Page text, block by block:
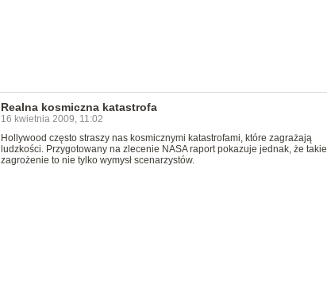
Realna kosmiczna katastrofa
16 kwietnia 2009, 11:02
Hollywood często straszy nas kosmicznymi katastrofami, które zagrażają
ludzkości. Przygotowany na zlecenie NASA raport pokazuje jednak, że takie
zagrożenie to nie tylko wymysł scenarzystów.